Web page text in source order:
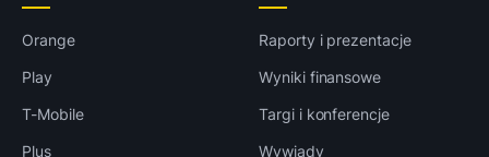
Orange
Play
T-Mobile
Plus
Raporty i prezentacje
Wyniki finansowe
Targi i konferencje
Wywiady